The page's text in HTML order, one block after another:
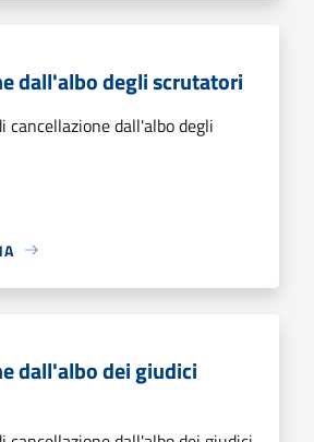
dall'albo degli scrutatori
cancellazione dall'albo degli
dall'albo dei giudici